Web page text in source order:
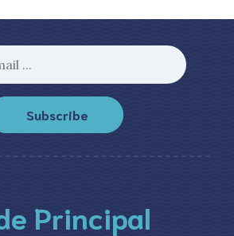
Subscribe
Principal